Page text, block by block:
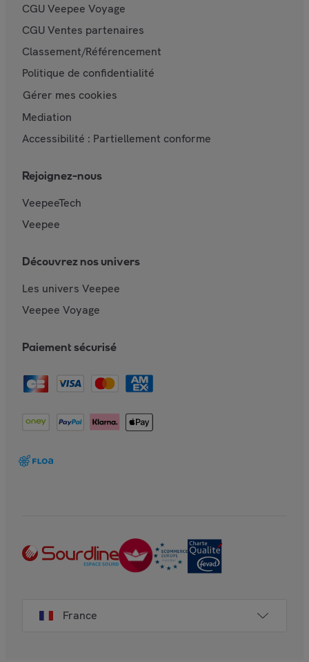
CGU Veepee Voyage
CGU Ventes partenaires
Classement/Référencement
Politique de confidentialité
Gérer mes cookies
Mediation
Accessibilité : Partiellement conforme
Rejoignez-nous
VeepeeTech
Veepee
Découvrez nos univers
Les univers Veepee
Veepee Voyage
Paiement sécurisé
France